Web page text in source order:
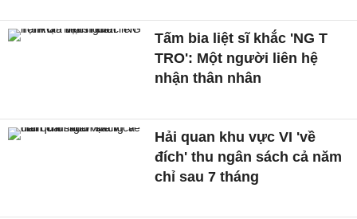
Tấm bia liệt sĩ khắc 'NG T
TRO': Một người liên hệ
nhận thân nhân
Hải quan khu vực VI 'về
đích' thu ngân sách cả năm
chỉ sau 7 tháng